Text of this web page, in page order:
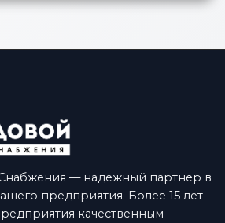
— надежный партнер в
предприятия. Более 15 лет
качественным